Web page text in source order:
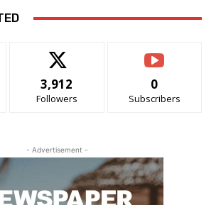
3,912
Followers
0
Subscribers
- Advertisement -